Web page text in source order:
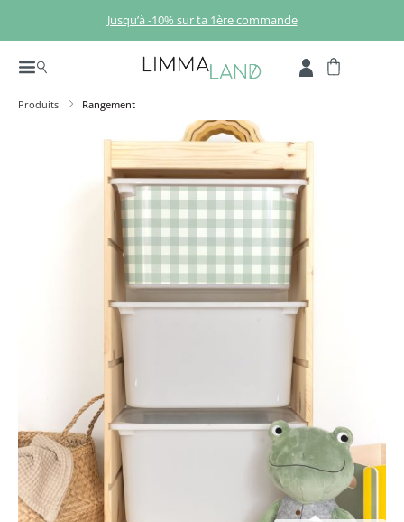
Passer au contenu principalJusqu’à -10% sur ta 1ère commande
Produits Rangement